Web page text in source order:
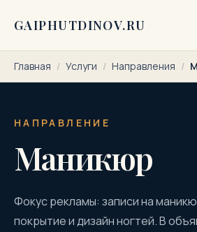
GAIPHUTDINOV.RU
Главная / Услуги / Направления /
НАПРАВЛЕНИЕ
Маникюр
Фокус рекламы: записи на
покрытие и дизайн ногтей. В